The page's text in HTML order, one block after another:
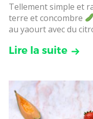
Tellement simple et
terre et concombre
au yaourt avec du
Lire la suite